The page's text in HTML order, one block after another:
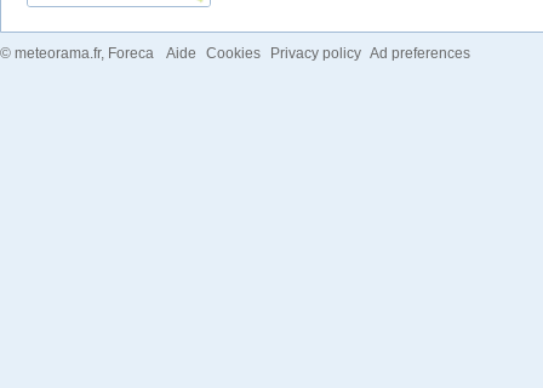
© meteorama.fr, Foreca Aide Cookies Privacy policy Ad preferences